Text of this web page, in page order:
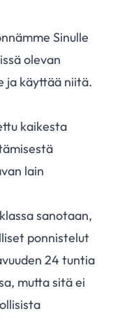
Sinulle
olevan
ja käyttää niitä.
kaikesta
lain
sanotaan,
ponnistelut
24 tuntia
mutta sitä ei